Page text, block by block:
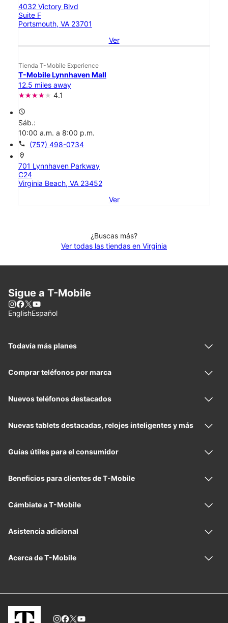
4032 Victory Blvd
Suite F
Portsmouth, VA 23701
Ver
Tienda T-Mobile Experience
T-Mobile Lynnhaven Mall
12.5 miles away
4.1
access_time
Sáb.:
10:00 a.m. a 8:00 p.m.
call (757) 498-0734
location_on
701 Lynnhaven Parkway
C24
Virginia Beach, VA 23452
Ver
¿Buscas más?
Ver todas las tiendas en Virginia